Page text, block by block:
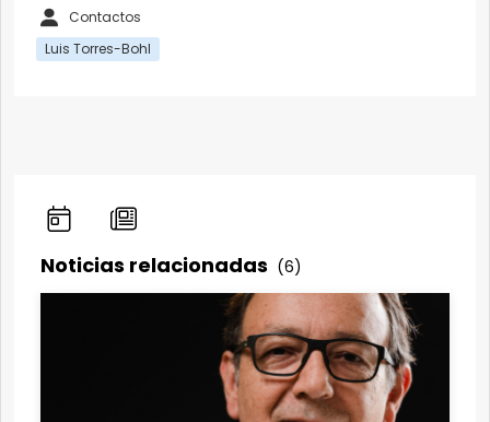
Contactos
Luis Torres-Bohl
Noticias relacionadas (6)